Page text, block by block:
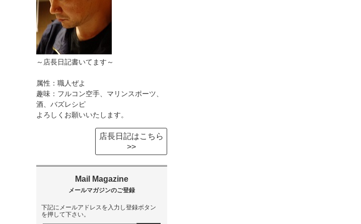
～店長日記書いてます～
属性：職人ぜよ
趣味：フルコン空手、マリンスポーツ、
酒、バズレシピ
よろしくお願いいたします。
店長日記はこちら
>>
下記にメールアドレスを入力し登録ボタン
を押して下さい。